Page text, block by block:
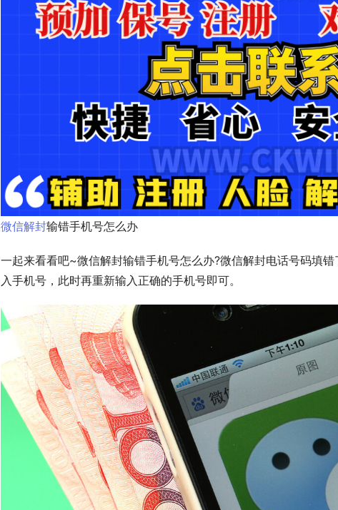
微信解封输错手机号怎么办
一起来看看吧~微信解封输错手机号怎么办?微信解封电话号码填
入手机号，此时再重新输入正确的手机号即可。